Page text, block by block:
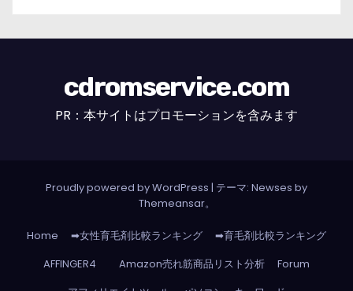
cdromservice.com
PR：本サイトはプロモーションを含みます
Proudly powered by WordPress | テーマ: Newses by
Themeansar。
Home ➡女性育毛剤比較ランキング
➡育毛剤比較ランキング
AFFINGER4
Amazon売れ筋商品リスト分析
Forum